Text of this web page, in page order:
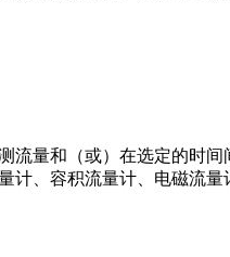
流量和（或）在选定的时
计、容积流量计、电磁流